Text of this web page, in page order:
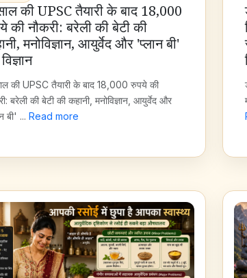
की UPSC तैयारी के बाद 18,000
की नौकरी: बरेली की बेटी की
मनोविज्ञान, आयुर्वेद और 'प्लान बी'
की UPSC तैयारी के बाद 18,000 रुपये की
बरेली की बेटी की कहानी, मनोविज्ञान, आयुर्वेद और
बी' ... Read more